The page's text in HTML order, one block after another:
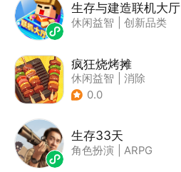
生存与建造联机大厅
休闲益智 创新品类
疯狂烧烤摊
休闲益智
消除
0.0
生存33天
角色扮演 ARPG